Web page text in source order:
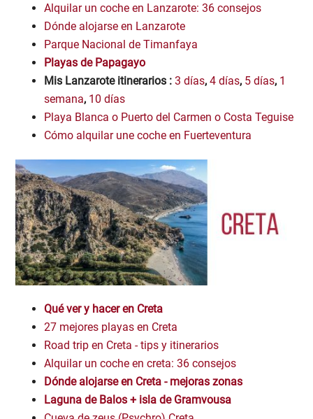
Alquilar un coche en Lanzarote: 36 consejos
Dónde alojarse en Lanzarote
Parque Nacional de Timanfaya
Playas de Papagayo
Mis Lanzarote itinerarios :3 días,4 días, 5 días, 1
semana, 10 días
Playa Blanca o Puerto del Carmen o Costa Teguise
Cómo alquilar une coche en Fuerteventura
Qué ver y hacer en Creta
27 mejores playas en Creta
Road trip en Creta - tips y itinerarios
Alquilar un coche en creta: 36 consejos
Dónde alojarse en Creta - mejoras zonas
Laguna de Balos + isla de Gramvousa